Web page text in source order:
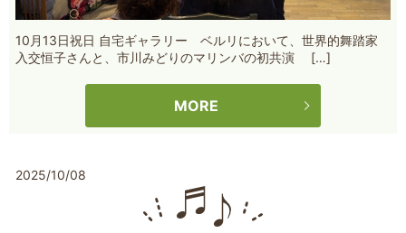
10月13日祝日 自宅ギャラリー ベルリにおいて、世界的舞踏家
入交恒子さんと、市川みどりのマリンバの初共演 […]
MORE
2025/10/08